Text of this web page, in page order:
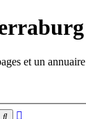
et un annuaire
Rechercher